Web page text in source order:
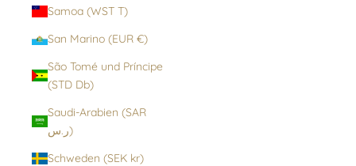
Samoa (WST T)
San Marino (EUR €)
São Tomé und Príncipe
(STD Db)
Saudi-Arabien (SAR
ر.س)
Schweden (SEK kr)